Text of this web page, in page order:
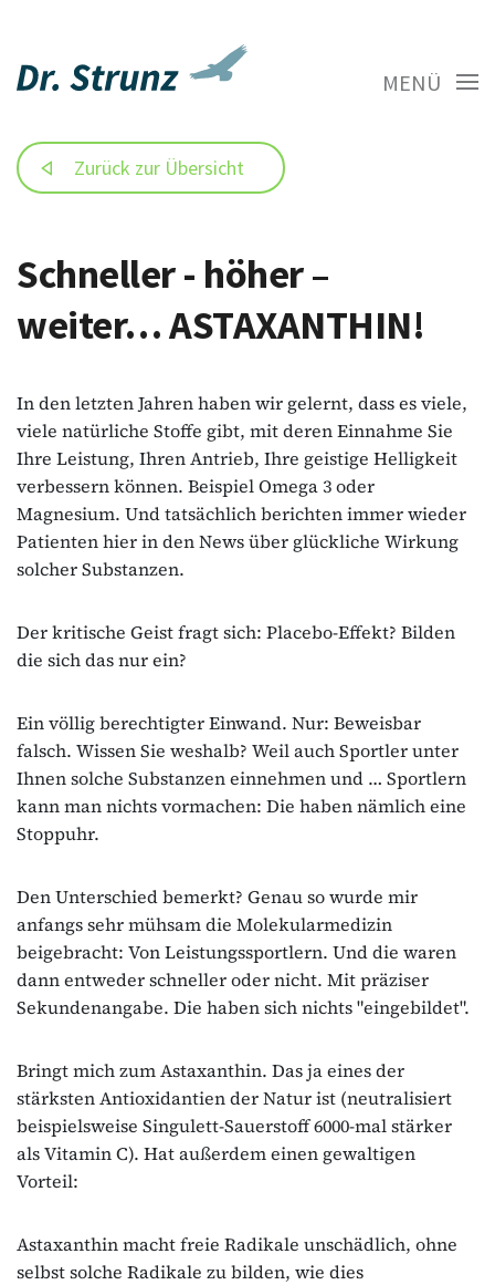
MENÜ
Zurück zur Übersicht
Schneller - höher –
weiter… ASTAXANTHIN!
In den letzten Jahren haben wir gelernt, dass es viele,
viele natürliche Stoffe gibt, mit deren Einnahme Sie
Ihre Leistung, Ihren Antrieb, Ihre geistige Helligkeit
verbessern können. Beispiel Omega 3 oder
Magnesium. Und tatsächlich berichten immer wieder
Patienten hier in den News über glückliche Wirkung
solcher Substanzen.
Der kritische Geist fragt sich: Placebo-Effekt? Bilden
die sich das nur ein?
Ein völlig berechtigter Einwand. Nur: Beweisbar
falsch. Wissen Sie weshalb? Weil auch Sportler unter
Ihnen solche Substanzen einnehmen und … Sportlern
kann man nichts vormachen: Die haben nämlich eine
Stoppuhr.
Den Unterschied bemerkt? Genau so wurde mir
anfangs sehr mühsam die Molekularmedizin
beigebracht: Von Leistungssportlern. Und die waren
dann entweder schneller oder nicht. Mit präziser
Sekundenangabe. Die haben sich nichts "eingebildet".
Bringt mich zum Astaxanthin. Das ja eines der
stärksten Antioxidantien der Natur ist (neutralisiert
beispielsweise Singulett-Sauerstoff 6000-mal stärker
als Vitamin C). Hat außerdem einen gewaltigen
Vorteil:
Astaxanthin macht freie Radikale unschädlich, ohne
selbst solche Radikale zu bilden, wie dies